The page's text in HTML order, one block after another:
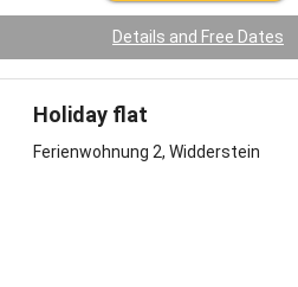
Details and Free Dates
Holiday flat
Ferienwohnung 2, Widderstein